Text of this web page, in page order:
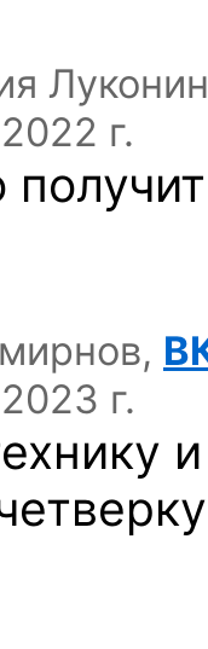
2022 г.
2023 г.